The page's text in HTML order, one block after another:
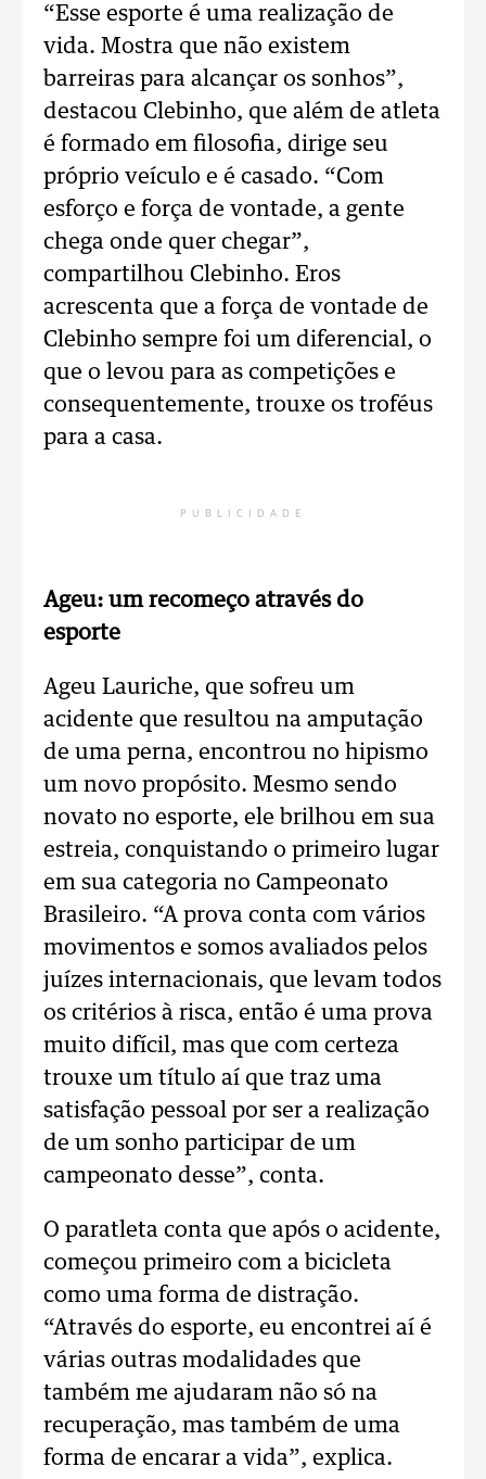
“Esse esporte é uma realização de
vida. Mostra que não existem
barreiras para alcançar os sonhos”,
destacou Clebinho, que além de atleta
é formado em filosofia, dirige seu
próprio veículo e é casado. “Com
esforço e força de vontade, a gente
chega onde quer chegar”,
compartilhou Clebinho. Eros
acrescenta que a força de vontade de
Clebinho sempre foi um diferencial, o
que o levou para as competições e
consequentemente, trouxe os troféus
para a casa.
PUBLICIDADE
Ageu: um recomeço através do
esporte
Ageu Lauriche, que sofreu um
acidente que resultou na amputação
de uma perna, encontrou no hipismo
um novo propósito. Mesmo sendo
novato no esporte, ele brilhou em sua
estreia, conquistando o primeiro lugar
em sua categoria no Campeonato
Brasileiro. “A prova conta com vários
movimentos e somos avaliados pelos
juízes internacionais, que levam todos
os critérios à risca, então é uma prova
muito difícil, mas que com certeza
trouxe um título aí que traz uma
satisfação pessoal por ser a realização
de um sonho participar de um
campeonato desse”, conta.
O paratleta conta que após o acidente,
começou primeiro com a bicicleta
como uma forma de distração.
“Através do esporte, eu encontrei aí é
várias outras modalidades que
também me ajudaram não só na
recuperação, mas também de uma
forma de encarar a vida”, explica.